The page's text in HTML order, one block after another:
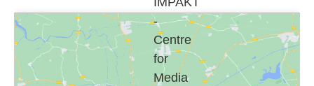
-
Centre
for
Media